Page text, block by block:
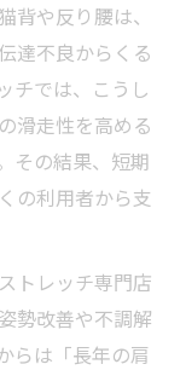
や反り腰は、
達不良からくる
チでは、こうし
滑走性を高める
その結果、短期
の利用者から支
トレッチ専門店
勢改善や不調解
らは「長年の肩